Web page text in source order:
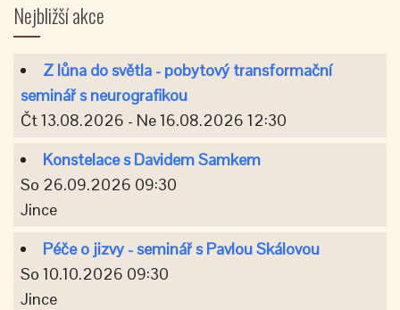
Nejbližší akce
Z lůna do světla - pobytový transformační
seminář s neurografikou
Čt 13.08.2026 - Ne 16.08.2026 12:30
Konstelace s Davidem Samkem
So 26.09.2026 09:30
Jince
Péče o jizvy - seminář s Pavlou Skálovou
So 10.10.2026 09:30
Jince